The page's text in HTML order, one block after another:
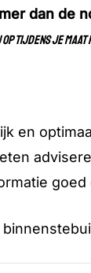
dan de
tijdens je maat
en
goed